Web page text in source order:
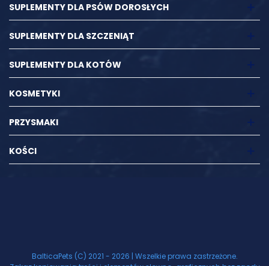
SUPLEMENTY DLA PSÓW DOROSŁYCH
SUPLEMENTY DLA SZCZENIĄT
SUPLEMENTY DLA KOTÓW
KOSMETYKI
PRZYSMAKI
KOŚCI
BalticaPets (C) 2021 - 2026 | Wszelkie prawa zastrzeżone.